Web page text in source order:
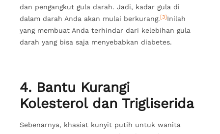
dan pengangkut gula darah. Jadi, kadar gula di
dalam darah Anda akan mulai berkurang.[3]Inilah
yang membuat Anda terhindar dari kelebihan gula
darah yang bisa saja menyebabkan diabetes.
4. Bantu Kurangi
Kolesterol dan Trigliserida
Sebenarnya, khasiat kunyit putih untuk wanita